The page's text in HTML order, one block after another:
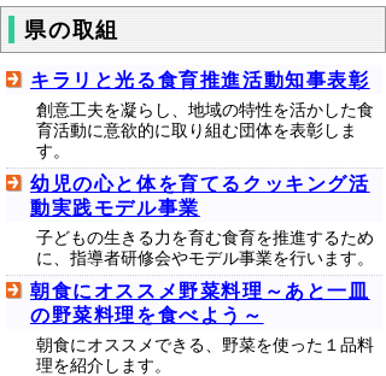
県の取組
キラリと光る食育推進活動知事表彰
創意工夫を凝らし、地域の特性を活かした食
育活動に意欲的に取り組む団体を表彰しま
す。
幼児の心と体を育てるクッキング活
動実践モデル事業
子どもの生きる力を育む食育を推進するため
に、指導者研修会やモデル事業を行います。
朝食にオススメ野菜料理～あと一皿
の野菜料理を食べよう～
朝食にオススメできる、野菜を使った１品料
理を紹介します。